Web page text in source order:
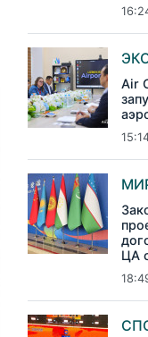
Air
ЦА